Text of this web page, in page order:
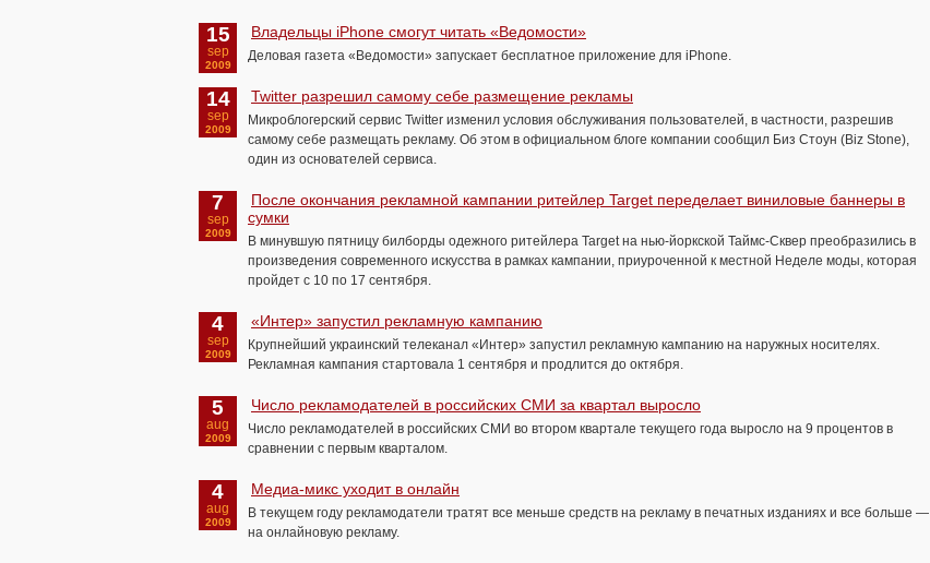
15
sep
2009
Владельцы iPhone смогут читать «Ведомости»
Деловая газета «Ведомости» запускает бесплатное приложение для iPhone.
14
sep
2009
Twitter разрешил самому себе размещение рекламы
Микроблогерский сервис Twitter изменил условия обслуживания пользователей, в частности, разрешив
самому себе размещать рекламу. Об этом в официальном блоге компании сообщил Биз Стоун (Biz Stone),
один из основателей сервиса.
7
sep
2009
После окончания рекламной кампании ритейлер Target переделает виниловые баннеры в
сумки
В минувшую пятницу билборды одежного ритейлера Target на нью-йоркской Таймс-Сквер преобразились в
произведения современного искусства в рамках кампании, приуроченной к местной Неделе моды, которая
пройдет с 10 по 17 сентября.
4
sep
2009
«Интер» запустил рекламную кампанию
Крупнейший украинский телеканал «Интер» запустил рекламную кампанию на наружных носителях.
Рекламная кампания стартовала 1 сентября и продлится до октября.
5
aug
2009
Число рекламодателей в российских СМИ за квартал выросло
Число рекламодателей в российских СМИ во втором квартале текущего года выросло на 9 процентов в
сравнении с первым кварталом.
4
aug
2009
Медиа-микс уходит в онлайн
В текущем году рекламодатели тратят все меньше средств на рекламу в печатных изданиях и все больше —
на онлайновую рекламу.